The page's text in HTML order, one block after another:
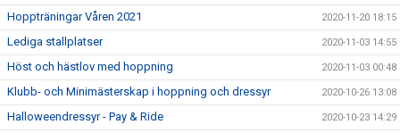
Hoppträningar Våren 2021 2020-11-20 18:15
Lediga stallplatser 2020-11-03 14:55
Höst och hästlov med hoppning 2020-11-03 00:48
Klubb- och Minimästerskap i hoppning och dressyr 2020-10-26 13:08
Halloweendressyr - Pay & Ride 2020-10-23 14:29